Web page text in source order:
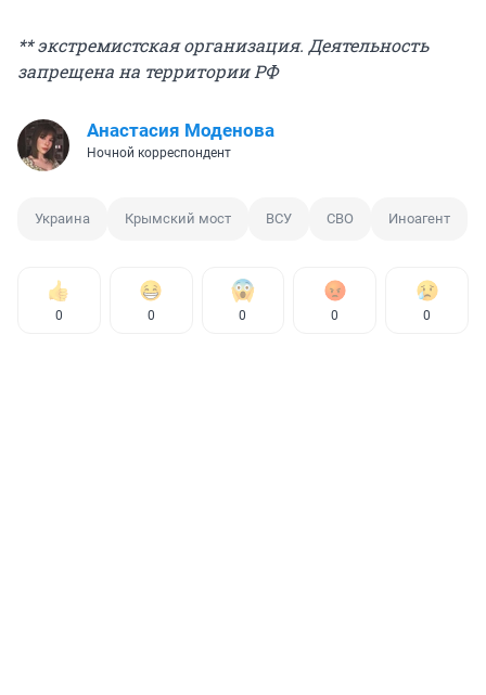
** экстремистская организация. Деятельность
запрещена на территории РФ
Анастасия Моденова
Ночной корреспондент
Украина Крымский мост ВСУ СВО Иноагент
0 0 0 0 0